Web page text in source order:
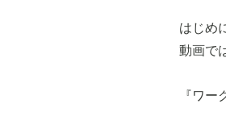
はじめ
動画で
『ワ